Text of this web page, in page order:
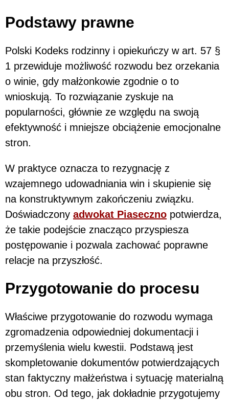
Podstawy prawne
Polski Kodeks rodzinny i opiekuńczy w art. 57 §
1 przewiduje możliwość rozwodu bez orzekania
o winie, gdy małżonkowie zgodnie o to
wnioskują. To rozwiązanie zyskuje na
popularności, głównie ze względu na swoją
efektywność i mniejsze obciążenie emocjonalne
stron.
W praktyce oznacza to rezygnację z
wzajemnego udowadniania win i skupienie się
na konstruktywnym zakończeniu związku.
Doświadczony adwokat Piaseczno potwierdza,
że takie podejście znacząco przyspiesza
postępowanie i pozwala zachować poprawne
relacje na przyszłość.
Przygotowanie do procesu
Właściwe przygotowanie do rozwodu wymaga
zgromadzenia odpowiedniej dokumentacji i
przemyślenia wielu kwestii. Podstawą jest
skompletowanie dokumentów potwierdzających
stan faktyczny małżeństwa i sytuację materialną
obu stron. Od tego, jak dokładnie przygotujemy